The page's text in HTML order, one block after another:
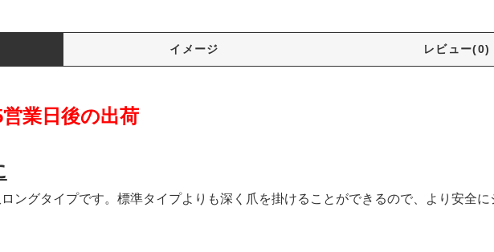
イメージ レビュー(0)
業日後の出荷
ングタイプです。標準タイプよりも深く爪を掛けることができるので、より安全